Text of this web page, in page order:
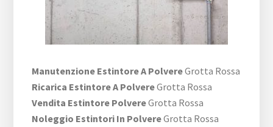
Manutenzione Estintore A PolvereGrotta Rossa
Ricarica Estintore A PolvereGrotta Rossa
Vendita Estintore PolvereGrotta Rossa
Noleggio Estintori In PolvereGrotta Rossa